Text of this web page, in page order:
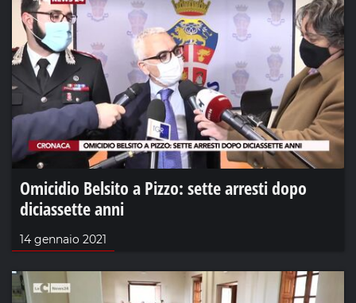
Omicidio Belsito a Pizzo: sette arresti dopo
diciassette anni
14 gennaio 2021